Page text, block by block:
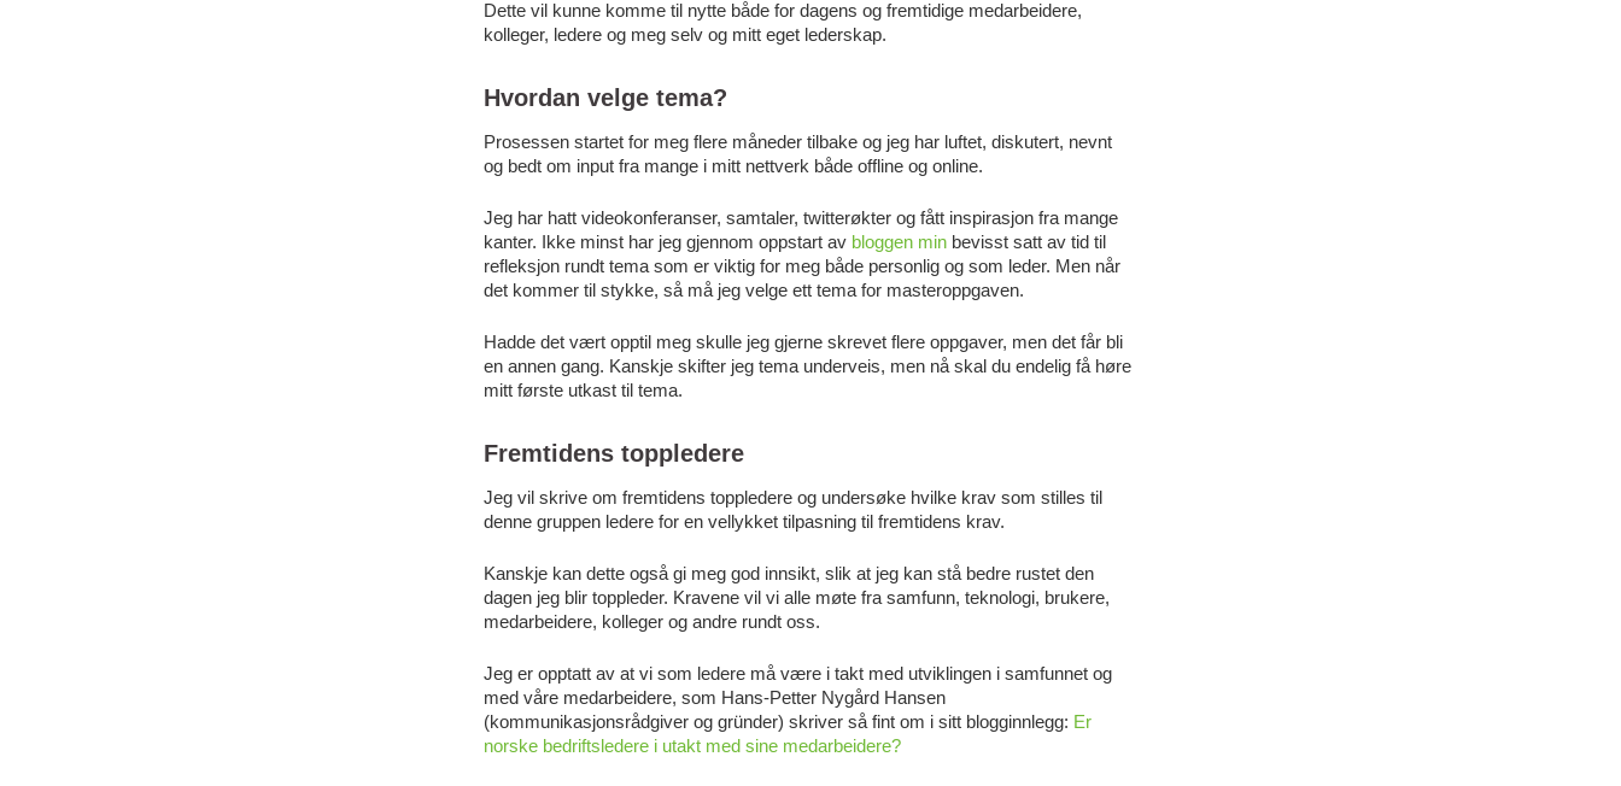
Dette vil kunne komme til nytte både for dagens og fremtidige medarbeidere,
kolleger, ledere og meg selv og mitt eget lederskap.
Hvordan velge tema?
Prosessen startet for meg flere måneder tilbake og jeg har luftet, diskutert, nevnt
og bedt om input fra mange i mitt nettverk både offline og online.
Jeg har hatt videokonferanser, samtaler, twitterøkter og fått inspirasjon fra mange
kanter. Ikke minst har jeg gjennom oppstart av bloggen min bevisst satt av tid til
refleksjon rundt tema som er viktig for meg både personlig og som leder. Men når
det kommer til stykke, så må jeg velge ett tema for masteroppgaven.
Hadde det vært opptil meg skulle jeg gjerne skrevet flere oppgaver, men det får bli
en annen gang. Kanskje skifter jeg tema underveis, men nå skal du endelig få høre
mitt første utkast til tema.
Fremtidens toppledere
Jeg vil skrive om fremtidens toppledere og undersøke hvilke krav som stilles til
denne gruppen ledere for en vellykket tilpasning til fremtidens krav.
Kanskje kan dette også gi meg god innsikt, slik at jeg kan stå bedre rustet den
dagen jeg blir toppleder. Kravene vil vi alle møte fra samfunn, teknologi, brukere,
medarbeidere, kolleger og andre rundt oss.
Jeg er opptatt av at vi som ledere må være i takt med utviklingen i samfunnet og
med våre medarbeidere, som Hans-Petter Nygård Hansen
(kommunikasjonsrådgiver og gründer) skriver så fint om i sitt blogginnlegg: Er
norske bedriftsledere i utakt med sine medarbeidere?